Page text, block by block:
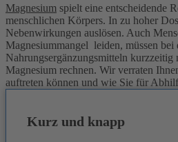
Magnesium spielt eine entscheidende
menschlichen Körpers. In zu hoher
Nebenwirkungen auslösen. Auch
Magnesiummangel leiden, müssen bei
Nahrungsergänzungsmitteln
Magnesium rechnen. Wir verraten
auftreten können und wie Sie für
Kurz und knapp